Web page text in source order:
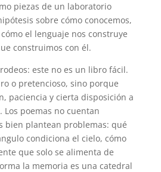
piezas de un laboratorio
sobre cómo conocemos,
el lenguaje nos construye
construimos con él.
este no es un libro fácil.
o pretencioso, sino porque
paciencia y cierta disposición a
poemas no cuentan
bien plantean problemas: qué
condiciona el cielo, cómo
que solo se alimenta de
la memoria es una catedral